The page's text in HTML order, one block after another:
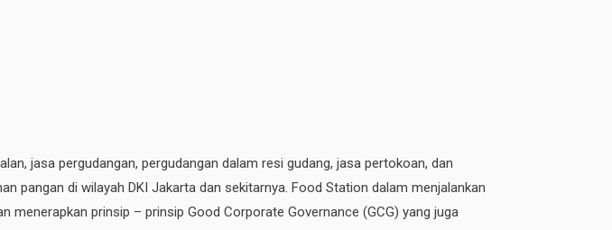
jasa pergudangan, pergudangan dalam resi gudang, jasa pertokoan, dan
pangan di wilayah DKI Jakarta dan sekitarnya. Food Station dalam menjalankan
prinsip – prinsip Good Corporate Governance (GCG) yang juga